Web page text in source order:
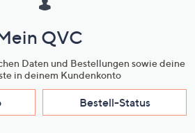
QVC
Daten und Bestellungen sowie deine
in deinem Kundenkonto
Bestell-Status